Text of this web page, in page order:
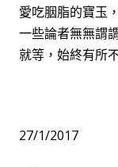
愛吃胭脂的寶玉
一些論者無無謂
就等，始終有所
27/1/2017